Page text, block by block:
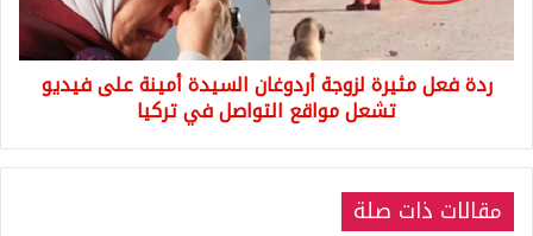
فيديو
تشعل
في
ردة فعل مثيرة لزوجة أردوغان السيدة أمينة على فيديو
تشعل مواقع التواصل في تركيا
مقالات ذات صلة